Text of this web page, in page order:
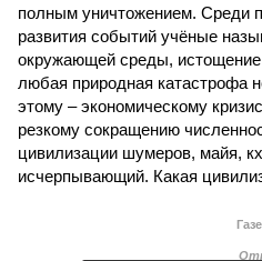
полным уничтожением. Среди
развития событий учёные
окружающей среды,
любая природная катастрофа
этому – экономическому
резкому сокращению
цивилизации шумеров, майя,
исчерпывающий. Какая